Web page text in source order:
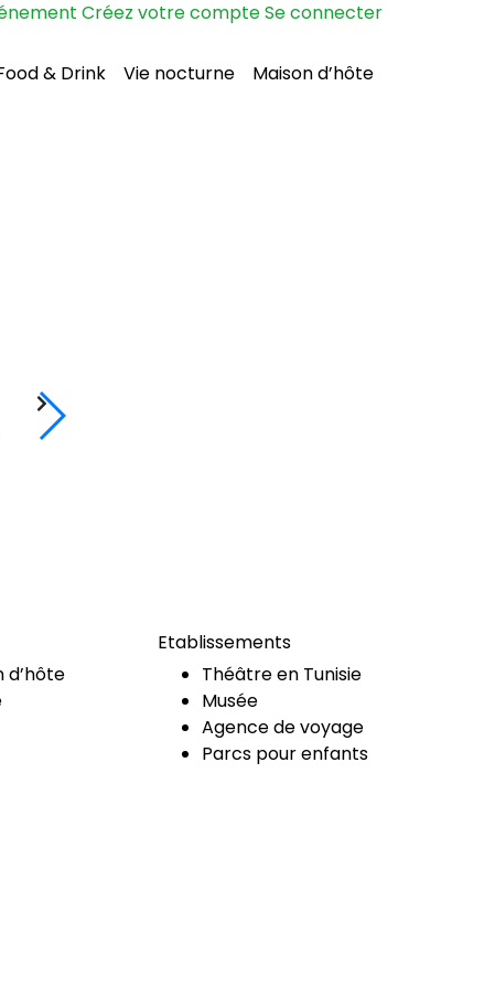
Créez votre compteSe connecter
& Drink Vie nocturne Maison d’hôte
mardi
d’hôte
Etablissements
Théâtre en Tunisie
Musée
Agence de voyage
Parcs pour enfants